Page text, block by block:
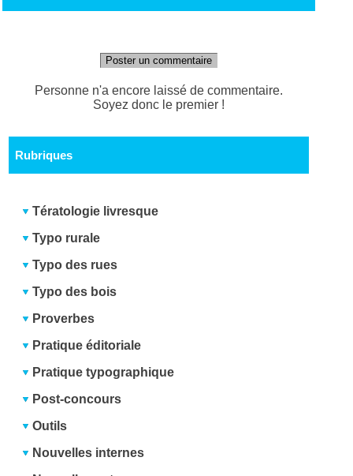
Poster un commentaire
Personne n'a encore laissé de commentaire.
Soyez donc le premier !
Rubriques
Tératologie livresque
Typo rurale
Typo des rues
Typo des bois
Proverbes
Pratique éditoriale
Pratique typographique
Post-concours
Outils
Nouvelles internes